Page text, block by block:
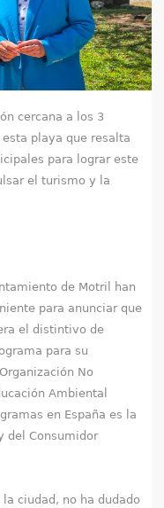
cercana a los 3
playa que resalta
para lograr este
el turismo y la
de Motril han
para anunciar que
el distintivo de
para su
No
Ambiental
en España es la
del Consumidor
ciudad, no ha dudado